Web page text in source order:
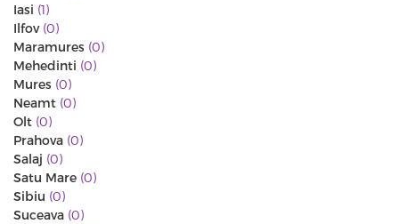
Iasi (1)
Ilfov (0)
Maramures (0)
Mehedinti (0)
Mures (0)
Neamt (0)
Olt (0)
Prahova (0)
Salaj (0)
Satu Mare (0)
Sibiu (0)
Suceava (0)